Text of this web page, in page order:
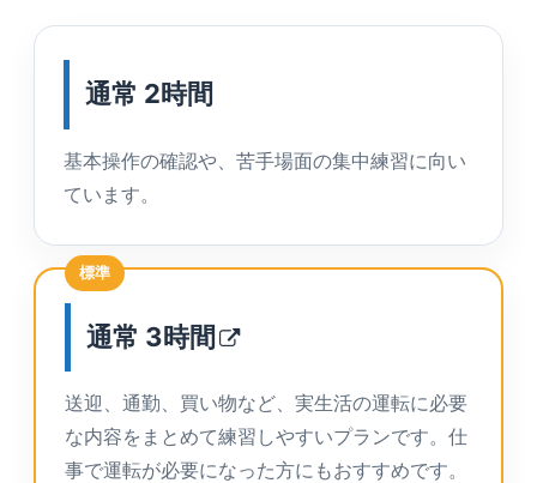
通常 2時間
基本操作の確認や、苦手場面の集中練習に向い
ています。
標準
通常 3時間
送迎、通勤、買い物など、実生活の運転に必要
な内容をまとめて練習しやすいプランです。仕
事で運転が必要になった方にもおすすめです。